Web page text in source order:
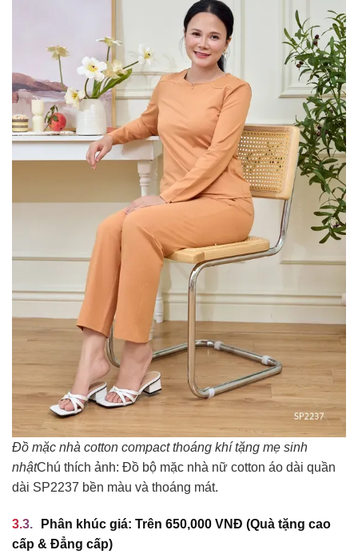
Đồ mặc nhà cotton compact thoáng khí tặng mẹ sinh
nhậtChú thích ảnh: Đồ bộ mặc nhà nữ cotton áo dài quần
dài SP2237 bền màu và thoáng mát.
Phân khúc giá: Trên 650,000 VNĐ (Quà tặng cao
cấp & Đẳng cấp)